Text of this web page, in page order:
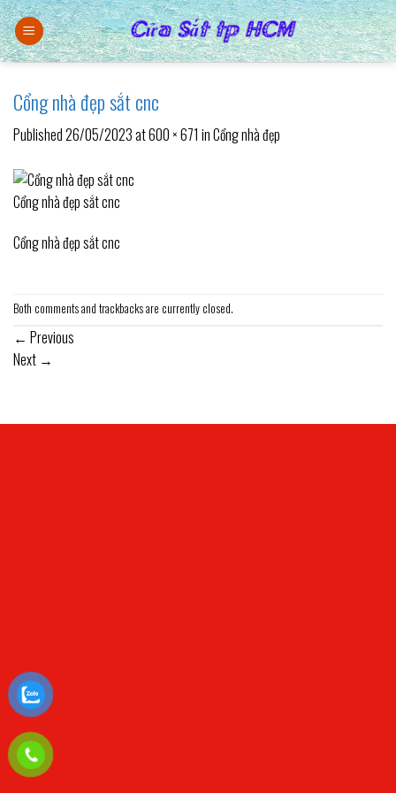
Skip
to
content
Cổng nhà đẹp sắt cnc
Published26/05/2023at600 × 671 inCổng nhà đẹp
Cổng nhà đẹp sắt cnc
Cổng nhà đẹp sắt cnc
Both comments and trackbacks are currently closed.
← Previous
Next →